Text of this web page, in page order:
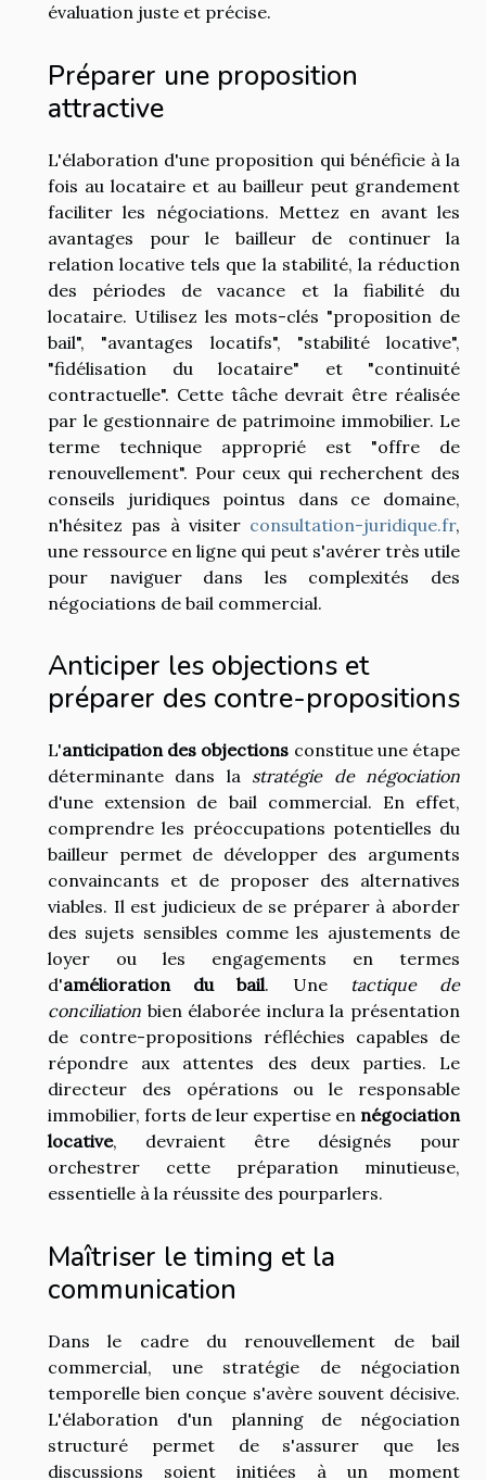
évaluation juste et précise.
Préparer une proposition
attractive
L'élaboration d'une proposition qui bénéficie à la
fois au locataire et au bailleur peut grandement
faciliter les négociations. Mettez en avant les
avantages pour le bailleur de continuer la
relation locative tels que la stabilité, la réduction
des périodes de vacance et la fiabilité du
locataire. Utilisez les mots-clés "proposition de
bail", "avantages locatifs", "stabilité locative",
"fidélisation du locataire" et "continuité
contractuelle". Cette tâche devrait être réalisée
par le gestionnaire de patrimoine immobilier. Le
terme technique approprié est "offre de
renouvellement". Pour ceux qui recherchent des
conseils juridiques pointus dans ce domaine,
n'hésitez pas à visiter consultation-juridique.fr,
une ressource en ligne qui peut s'avérer très utile
pour naviguer dans les complexités des
négociations de bail commercial.
Anticiper les objections et
préparer des contre-propositions
L'anticipation des objections constitue une étape
déterminante dans la stratégie de négociation
d'une extension de bail commercial. En effet,
comprendre les préoccupations potentielles du
bailleur permet de développer des arguments
convaincants et de proposer des alternatives
viables. Il est judicieux de se préparer à aborder
des sujets sensibles comme les ajustements de
loyer ou les engagements en termes
d'amélioration du bail. Une
tactique de
conciliation bien élaborée inclura la présentation
de contre-propositions réfléchies capables de
répondre aux attentes des deux parties. Le
directeur des opérations ou le responsable
immobilier, forts de leur expertise en négociation
locative, devraient être désignés pour
orchestrer cette préparation minutieuse,
essentielle à la réussite des pourparlers.
Maîtriser le timing et la
communication
Dans le cadre du renouvellement de bail
commercial, une stratégie de négociation
temporelle bien conçue s'avère souvent décisive.
L'élaboration d'un planning de négociation
structuré permet de s'assurer que les
discussions soient initiées à un moment